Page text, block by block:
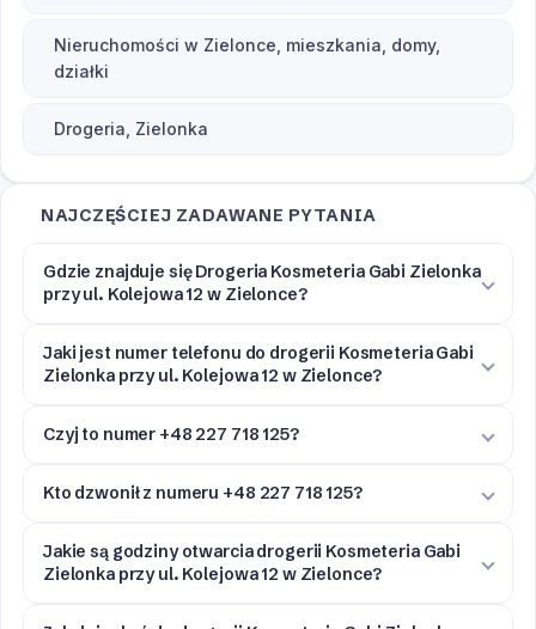
Nieruchomości w Zielonce, mieszkania, domy,
działki
Drogeria, Zielonka
NAJCZĘŚCIEJ ZADAWANE PYTANIA
Gdzie znajduje się Drogeria Kosmeteria Gabi Zielonka
przy ul. Kolejowa 12 w Zielonce?
Jaki jest numer telefonu do drogerii Kosmeteria Gabi
Zielonka przy ul. Kolejowa 12 w Zielonce?
Czyj to numer +48 227 718 125?
Kto dzwonił z numeru +48 227 718 125?
Jakie są godziny otwarcia drogerii Kosmeteria Gabi
Zielonka przy ul. Kolejowa 12 w Zielonce?